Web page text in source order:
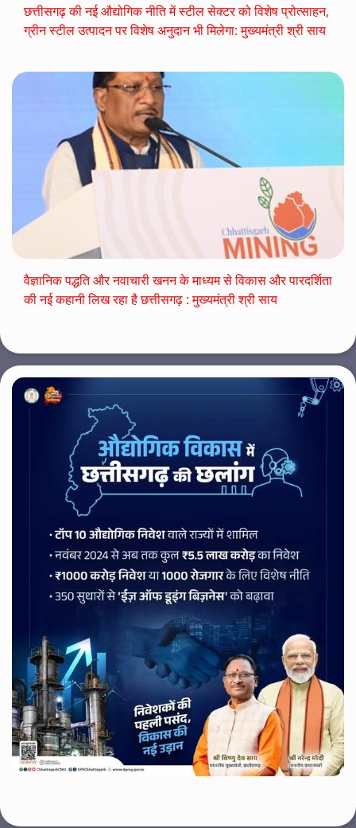
छत्तीसगढ़ की नई औद्योगिक नीति में स्टील सेक्टर को विशेष प्रोत्साहन,
ग्रीन स्टील उत्पादन पर विशेष अनुदान भी मिलेगा: मुख्यमंत्री श्री साय
वैज्ञानिक पद्धति और नवाचारी खनन के माध्यम से विकास और पारदर्शिता
की नई कहानी लिख रहा है छत्तीसगढ़ : मुख्यमंत्री श्री साय